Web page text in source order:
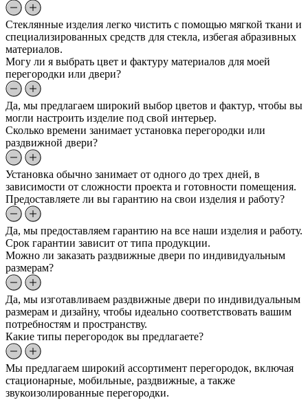
Стеклянные изделия легко чистить с помощью мягкой ткани и
специализированных средств для стекла, избегая абразивных
материалов.
Могу ли я выбрать цвет и фактуру материалов для моей
перегородки или двери?
Да, мы предлагаем широкий выбор цветов и фактур, чтобы вы
могли настроить изделие под свой интерьер.
Сколько времени занимает установка перегородки или
раздвижной двери?
Установка обычно занимает от одного до трех дней, в
зависимости от сложности проекта и готовности помещения.
Предоставляете ли вы гарантию на свои изделия и работу?
Да, мы предоставляем гарантию на все наши изделия и работу.
Срок гарантии зависит от типа продукции.
Можно ли заказать раздвижные двери по индивидуальным
размерам?
Да, мы изготавливаем раздвижные двери по индивидуальным
размерам и дизайну, чтобы идеально соответствовать вашим
потребностям и пространству.
Какие типы перегородок вы предлагаете?
Мы предлагаем широкий ассортимент перегородок, включая
стационарные, мобильные, раздвижные, а также
звукоизолированные перегородки.